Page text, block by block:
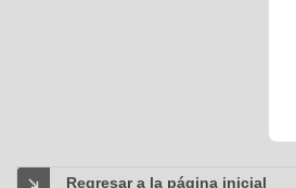
Regresar a la página inicial